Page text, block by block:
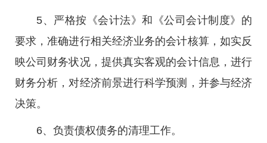
5、严格按《会计法》和《公司会计制度》的
要求，准确进行相关经济业务的会计核算，如实反
映公司财务状况，提供真实客观的会计信息，进行
财务分析，对经济前景进行科学预测，并参与经济
决策。
6、负责债权债务的清理工作。